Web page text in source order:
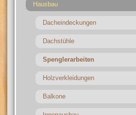
Hausbau
Dacheindeckungen
Dachstühle
Spenglerarbeiten
Holzverkleidungen
Balkone